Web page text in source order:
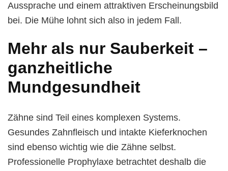
Aussprache und einem attraktiven Erscheinungsbild
bei. Die Mühe lohnt sich also in jedem Fall.
Mehr als nur Sauberkeit –
ganzheitliche
Mundgesundheit
Zähne sind Teil eines komplexen Systems.
Gesundes Zahnfleisch und intakte Kieferknochen
sind ebenso wichtig wie die Zähne selbst.
Professionelle Prophylaxe betrachtet deshalb die